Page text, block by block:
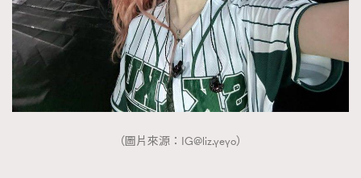
（圖片來源： IG@liz.yeyo）